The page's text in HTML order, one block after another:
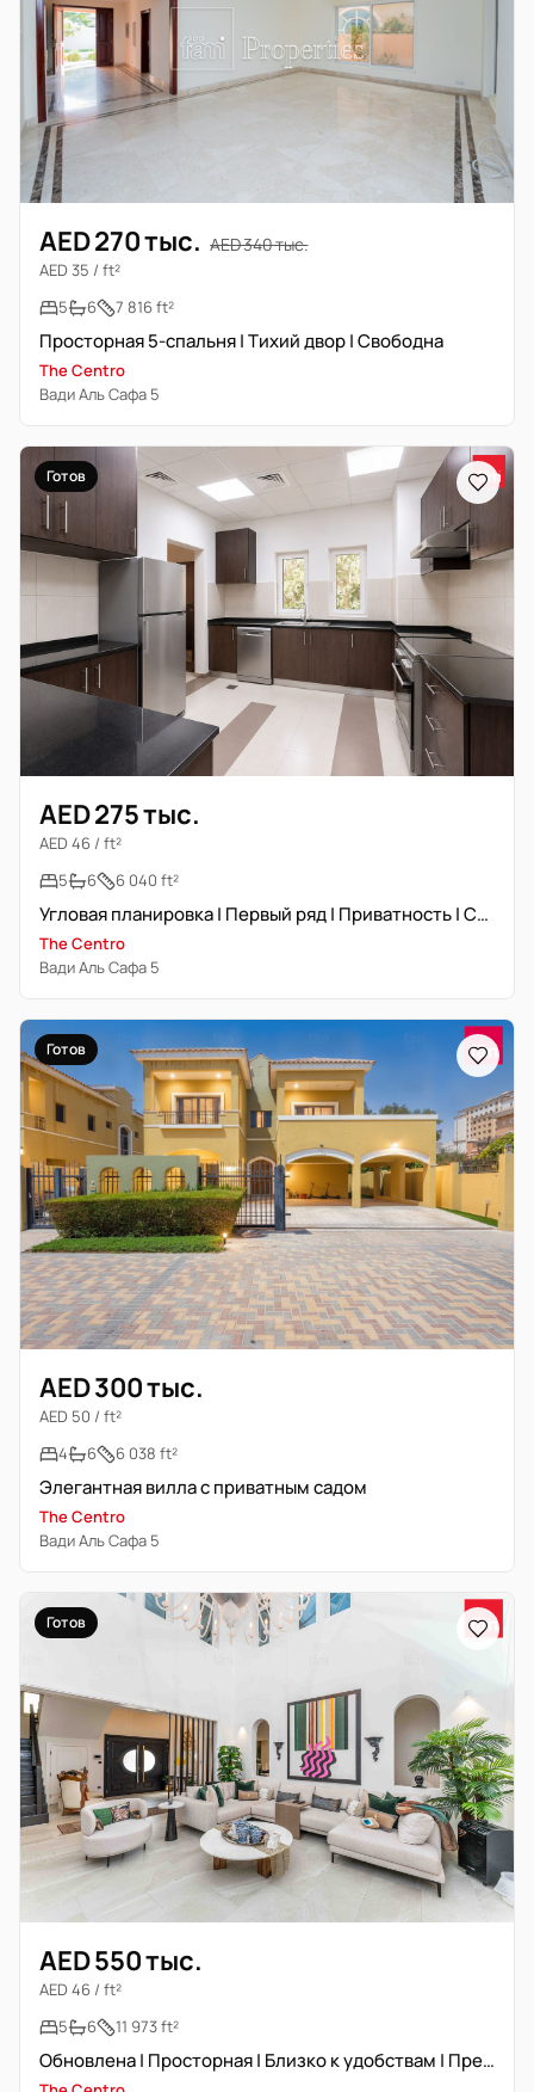
AED 270 тыс. AED 340 тыс.
AED 35 / ft²
5
6 7 816 ft²
Просторная 5-спальня | Тихий двор | Свободна
The Centro
Вади Аль Сафа 5
Готов
AED 275 тыс.
AED 46 / ft²
5
6 6 040 ft²
Угловая планировка | Первый ряд | Приватность | Скоро готово
The Centro
Вади Аль Сафа 5
Готов
AED 300 тыс.
AED 50 / ft²
4
6 6 038 ft²
Элегантная вилла с приватным садом
The Centro
Вади Аль Сафа 5
Готов
AED 550 тыс.
AED 46 / ft²
5
6 11 973 ft²
Обновлена | Просторная | Близко к удобствам | Премиум